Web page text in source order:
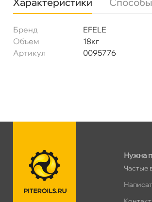
Бренд
EFELE
Объем
18к
Артикул
0095776
Нужна
Частые